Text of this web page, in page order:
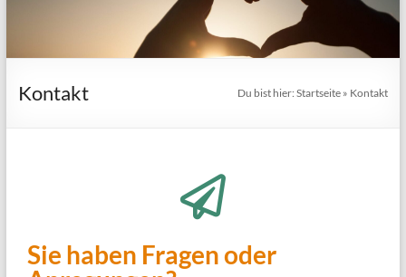
Kontakt Du bist hier:Startseite » Kontakt
Sie haben Fragen oder